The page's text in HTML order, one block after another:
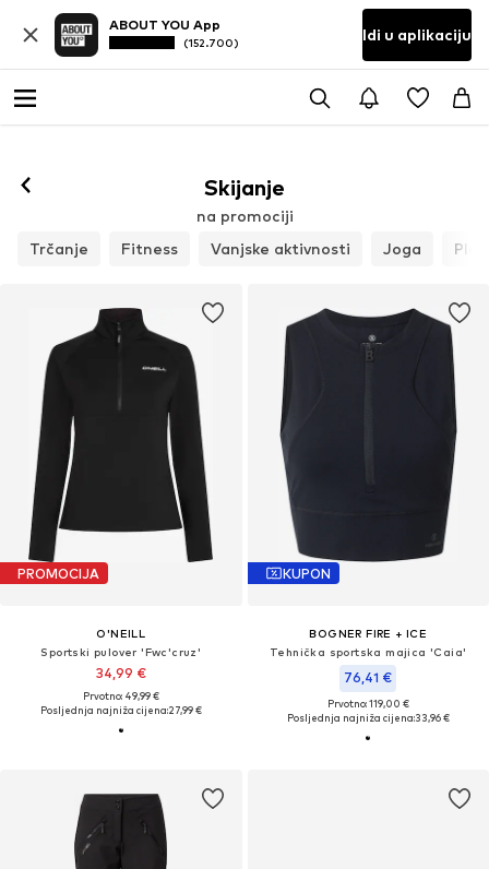
ABOUT YOU App
(152.700) Idi u aplikaciju
Skijanje
na promociji
Trčanje
Fitness Vanjske aktivnosti Joga
PROMOCIJA
O'NEILL
Sportski pulover 'Fwc'cruz'
34,99 €
Prvotno: 49,99 €
Posljednja najniža cijena:27,99 €
KUPON
BOGNER FIRE + ICE
Tehnička sportska majica 'Caia'
76,41 €
Prvotno: 119,00 €
Posljednja najniža cijena:33,96 €